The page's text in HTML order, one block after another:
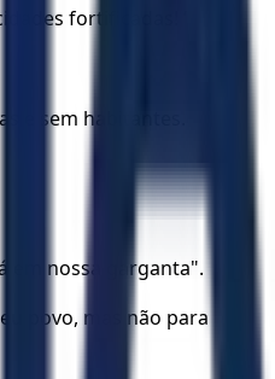
fortificadas! ’
e sem habitantes.
em nossa garganta".
povo, mas não para